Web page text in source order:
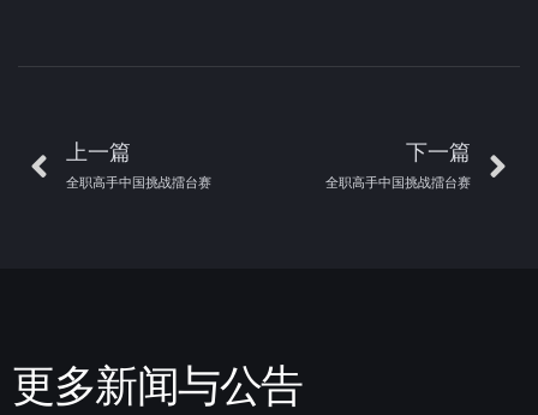
上一篇
全职高手中国挑战擂台赛
下一篇
全职高手中国挑战擂台赛
更多新闻与公告